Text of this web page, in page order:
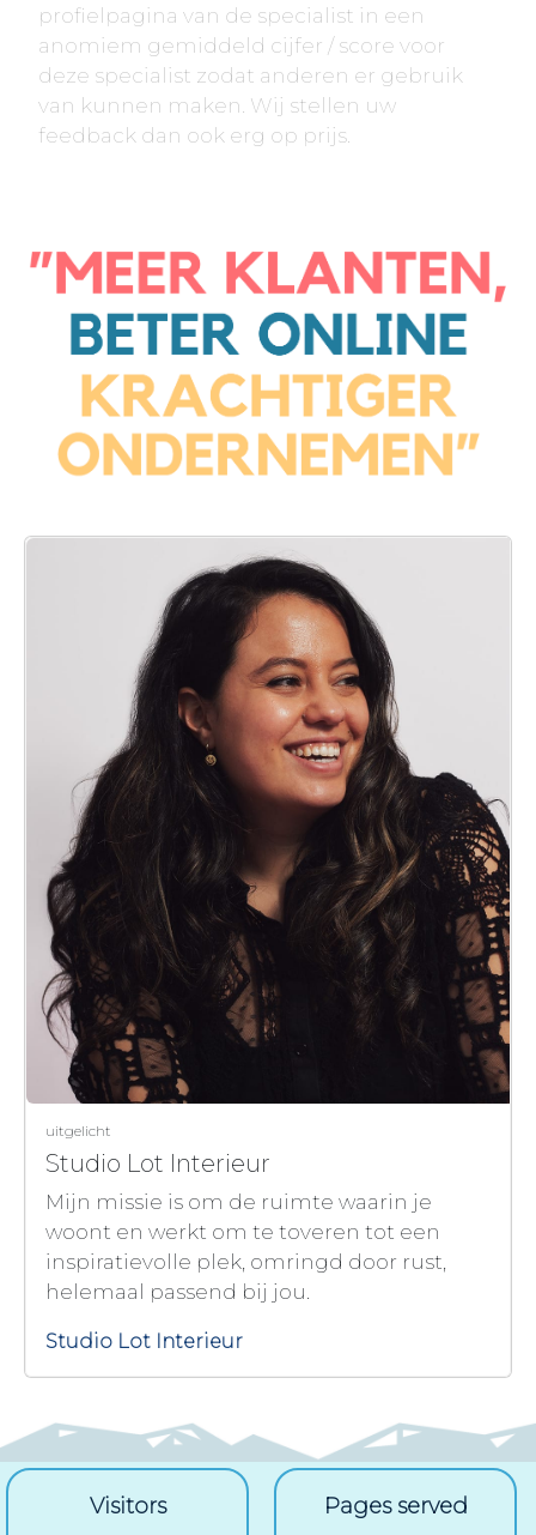
profielpagina van de specialist in een
anomiem gemiddeld cijfer / score voor
deze specialist zodat anderen er gebruik
van kunnen maken. Wij stellen uw
feedback dan ook erg op prijs.
uitgelicht
Studio Lot Interieur
Mijn missie is om de ruimte waarin je
woont en werkt om te toveren tot een
inspiratievolle plek, omringd door rust,
helemaal passend bij jou.
Studio Lot Interieur
Visitors Pages served